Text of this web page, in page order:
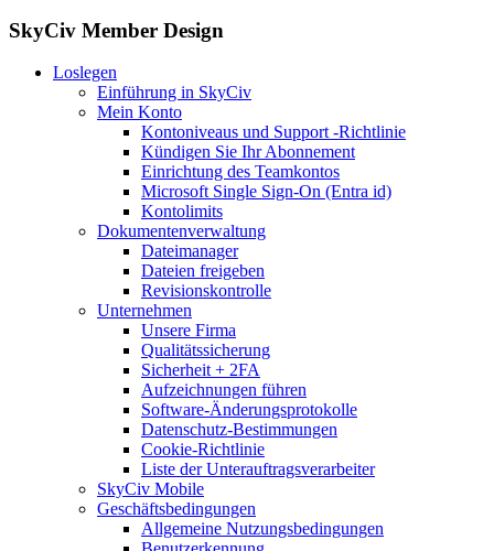
SkyCiv Member Design
Loslegen
Einführung in SkyCiv
Mein Konto
Kontoniveaus und Support -Richtlinie
Kündigen Sie Ihr Abonnement
Einrichtung des Teamkontos
Microsoft Single Sign-On (Entra id)
Kontolimits
Dokumentenverwaltung
Dateimanager
Dateien freigeben
Revisionskontrolle
Unternehmen
Unsere Firma
Qualitätssicherung
Sicherheit + 2FA
Aufzeichnungen führen
Software-Änderungsprotokolle
Datenschutz-Bestimmungen
Cookie-Richtlinie
Liste der Unterauftragsverarbeiter
SkyCiv Mobile
Geschäftsbedingungen
Allgemeine Nutzungsbedingungen